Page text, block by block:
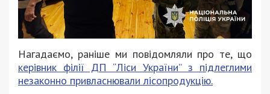
Нагадаємо, раніше ми повідомляли про те, що
керівник філії ДП “Ліси України” з підлеглими
незаконно привласнювали лісопродукцію.